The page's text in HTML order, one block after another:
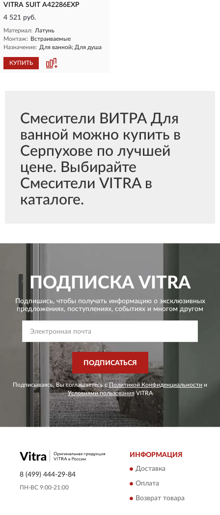
VITRA SUIT A42286EXP
4 521 руб.
Материал: Латунь
Монтаж: Встраиваемые
Назначение: Для ванной; Для душа
КУПИТЬ
Смесители ВИТРА Для
ванной можно купить в
Серпухове по лучшей
цене. Выбирайте
Смесители VITRA в
каталоге.
ПОДПИСКА VITRA
Подпишись, чтобы получать информацию о эксклюзивных
предложениях, поступлениях, событиях и многом другом
ПОДПИСАТЬСЯ
Подписываясь, Вы соглашаетесь сПолитикой Конфиденциальности и
Условиями пользованияVITRA
8 (499) 444-29-84
ПН-ВС 9:00-21:00
ИНФОРМАЦИЯ
Доставка
Оплата
Возврат товара